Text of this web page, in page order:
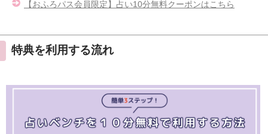
【おふろパス会員限定】占い10分無料クーポンはこちら
特典を利用する流れ